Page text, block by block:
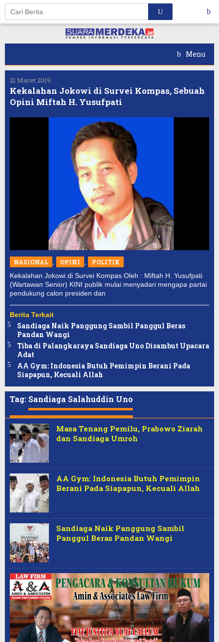
Skip
content
Menu
21 Maret 2019
Kekalahan Jokowi di Survei Kompas, Sebuah
Opini Miftah H. Yusufpati
NASIONAL , OPINI ,
POLITIK
Kekalahan Jokowi di Survei Kompas Oleh : Miftah H. Yusufpati
(Wartawan Senior) KINI publik mulai menyadari mengapa partai
pendukung calon presiden dan
Berita Terkait
Sandiaga Naik Panggung Sambil Panggul Beras
Pandan Wangi
Tiba di Palangkaraya Sandiaga Uno Disambut Upacara
Adat
AA Gym: Indonesia Butuh Pemimpin Berani Pada
Siapapun, Kecuali Allah
Tag: Sandiaga Salahuddin Uno
Masa Tenang Pemilu, Prabowo Ziarah
dan Sandiaga Umroh
AA Gym: Indonesia Butuh Pemimpin
Berani Pada Siapapun, Kecuali Allah
Sandiaga Naik Panggung Sambil
Panggul Beras Pandan Wangi